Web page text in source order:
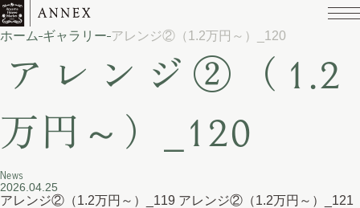
ホーム ギャラリー ​アレンジ②（1.2万円～）_120
​アレンジ②（1.2
万円～）_120
News
2026.04.25
​アレンジ②（1.2万円～）_119 ​アレンジ②（1.2万円～）_121